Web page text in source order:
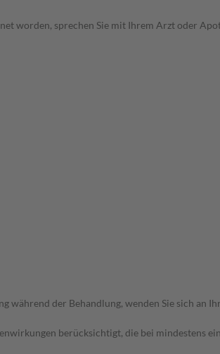
worden, sprechen Sie mit Ihrem Arzt oder
während der Behandlung, wenden Sie sich an
berücksichtigt, die bei mindestens